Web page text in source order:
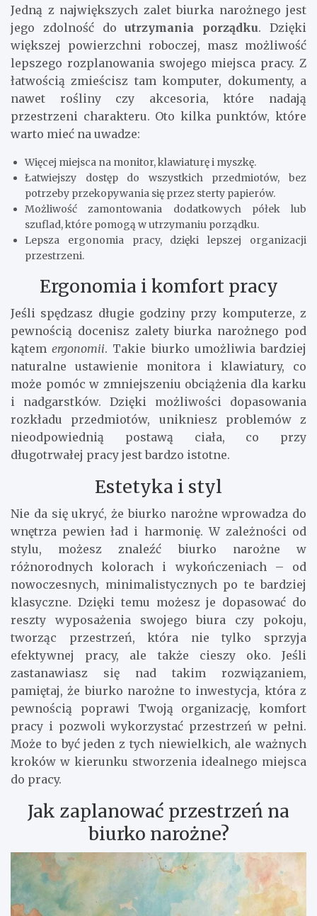
Jedną z największych zalet biurka narożnego jest
jego zdolność doutrzymania porządku. Dzięki
większej powierzchni roboczej, masz możliwość
lepszego rozplanowania swojego miejsca pracy. Z
łatwością zmieścisz tam komputer, dokumenty, a
nawet rośliny czy akcesoria, które nadają
przestrzeni charakteru. Oto kilka punktów, które
warto mieć na uwadze:
Więcej miejsca na monitor, klawiaturę i myszkę.
Łatwiejszy dostęp do wszystkich przedmiotów, bez
potrzeby przekopywania się przez sterty papierów.
Możliwość zamontowania dodatkowych półek lub
szuflad, które pomogą w utrzymaniu porządku.
Lepsza ergonomia pracy, dzięki lepszej organizacji
przestrzeni.
Ergonomia i komfort pracy
Jeśli spędzasz długie godziny przy komputerze, z
pewnością docenisz zalety biurka narożnego pod
kątemergonomii. Takie biurko umożliwia bardziej
naturalne ustawienie monitora i klawiatury, co
może pomóc w zmniejszeniu obciążenia dla karku
i nadgarstków. Dzięki możliwości dopasowania
rozkładu przedmiotów, unikniesz problemów z
nieodpowiednią postawą ciała, co przy
długotrwałej pracy jest bardzo istotne.
Estetyka i styl
Nie da się ukryć, że biurko narożne wprowadza do
wnętrza pewien ład i harmonię. W zależności od
stylu, możesz znaleźć biurko narożne w
różnorodnych kolorach i wykończeniach – od
nowoczesnych, minimalistycznych po te bardziej
klasyczne. Dzięki temu możesz je dopasować do
reszty wyposażenia swojego biura czy pokoju,
tworząc przestrzeń, która nie tylko sprzyja
efektywnej pracy, ale także cieszy oko. Jeśli
zastanawiasz się nad takim rozwiązaniem,
pamiętaj, że biurko narożne to inwestycja, która z
pewnością poprawi Twoją organizację, komfort
pracy i pozwoli wykorzystać przestrzeń w pełni.
Może to być jeden z tych niewielkich, ale ważnych
kroków w kierunku stworzenia idealnego miejsca
do pracy.
Jak zaplanować przestrzeń na
biurko narożne?